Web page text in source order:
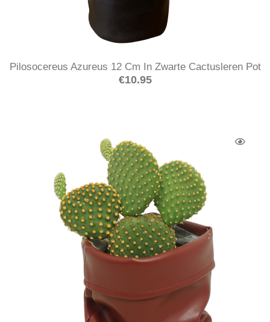
Pilosocereus Azureus 12 Cm In Zwarte Cactusleren Pot
€10.95